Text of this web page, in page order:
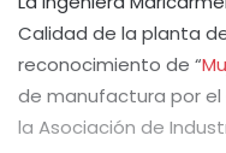
Calidad de la planta
reconocimiento de “
de manufactura por el
la Asociación de